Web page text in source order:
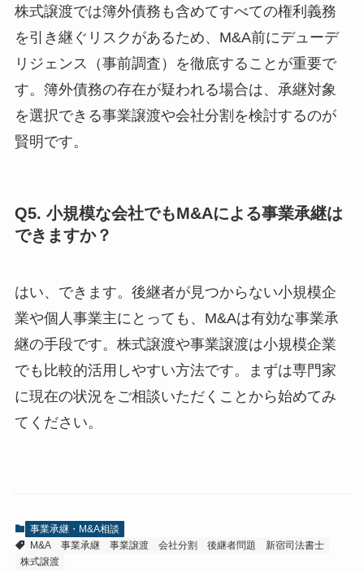
株式譲渡では簿外債務も含めてすべての権利義務
を引き継ぐリスクがあるため、M&A前にデューデ
リジェンス（事前調査）を徹底することが重要で
す。簿外債務の存在が疑われる場合は、承継対象
を選択できる事業譲渡や会社分割を検討するのが
賢明です。
Q5. 小規模な会社でもM&Aによる事業承継は
できますか？
はい、できます。後継者が見つからない小規模企
業や個人事業主にとっても、M&Aは有効な事業承
継の手段です。株式譲渡や事業譲渡は小規模企業
でも比較的活用しやすい方法です。まずは専門家
に現在の状況をご相談いただくことから始めてみ
てください。
事業承継・M&A相談
M&A
事業承継 事業譲渡 会社分割 後継者問題
新宿司法書士
株式譲渡